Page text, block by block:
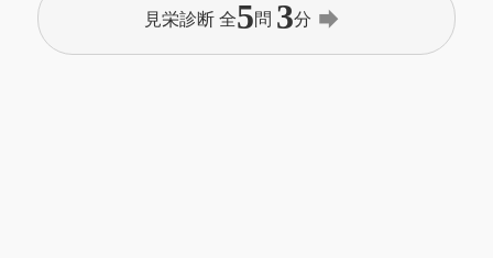
見栄診断 全5問 3分 forward